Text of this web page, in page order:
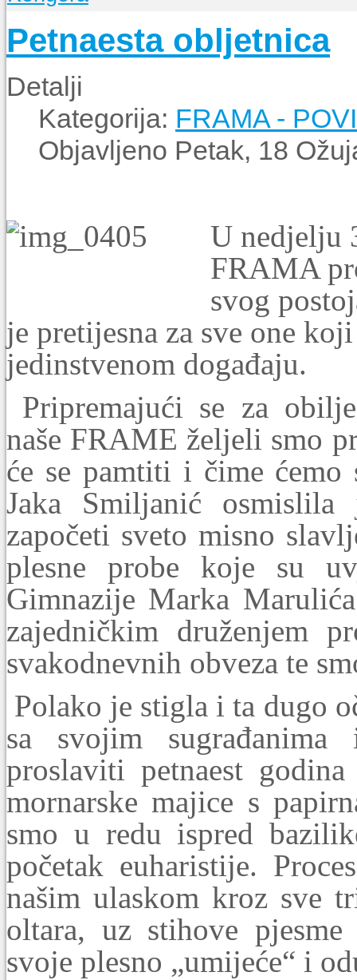
Događanja
Petnaesta obljetnica
Detalji
Kategorija: FRAMA -
Objavljeno Petak, 18
U nedjelju
FRAMA
svog
je pretijesna za sve one
jedinstvenom događaju.
Pripremajući se za
naše FRAME željeli smo
će se pamtiti i čime ćemo
Jaka Smiljanić
započeti sveto misno
plesne probe koje su
Gimnazije Marka
zajedničkim druženjem
svakodnevnih obveza te
Polako je stigla i ta dugo
sa svojim
proslaviti petnaest
mornarske majice s
smo u redu ispred
početak euharistije.
našim ulaskom kroz sve
oltara, uz stihove pjesme
svoje plesno „umijeće“ i